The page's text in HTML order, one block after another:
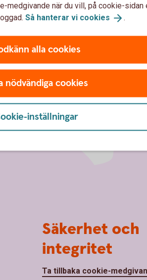
att
utnyttjas. Då
medgivande när du vill, på cookie-sidan
Så hanterar vi cookies .
alla cookies
nödvändiga cookies
inställningar
Säkerhet och
integritet
Ta tillbaka cookie-